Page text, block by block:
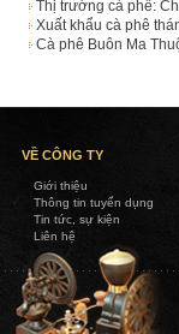
Thị trường cà phê:
Xuất khẩu cà phê
Cà phê Buôn Ma
VỀ CÔNG TY
Giới thiệu
Thông tin tuyển dụng
Tin tức, sự kiện
Liên hệ